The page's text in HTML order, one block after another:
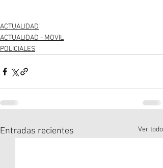
ACTUALIDAD
ACTUALIDAD - MOVIL
POLICIALES
Entradas recientes Ver todo